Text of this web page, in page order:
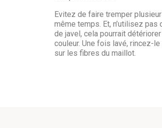
Evitez de faire tremper
même temps. Et, n’utilisez pas
de javel, cela pourrait
couleur. Une fois lavé, rincez-
sur les fibres du maillot.